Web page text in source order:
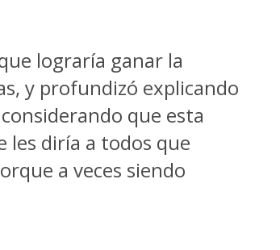
lograría ganar la
y profundizó explicando
que esta
les diría a todos que
a veces siendo